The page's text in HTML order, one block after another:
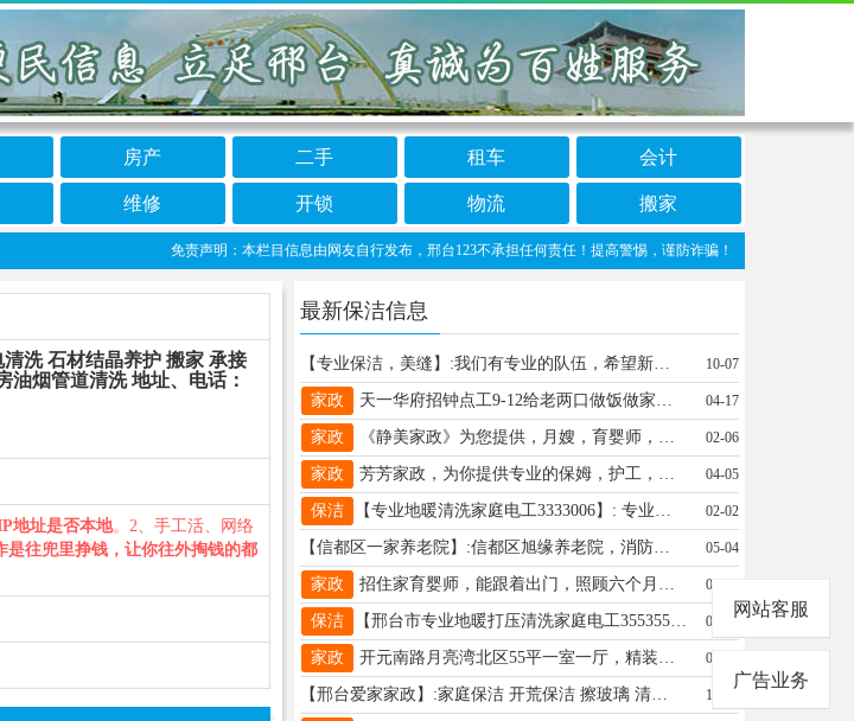
房产 二手 租车 会计
维修 开锁 物流 搬家
免责声明：本栏目信息由网友自行发布，邢台123不承担任何责任！提高警惕，谨防诈骗！做推广、做信息置顶
洗 石材结晶养护 搬家 承接
油烟管道清洗 地址、电话：
地址是否本地。2、手工活、网络
是往兜里挣钱，让你往外掏钱的都
最新保洁信息
【专业保洁，美缝】:我们有专业的队伍，希望新老客户来电 地址、电话：15833635682 10-07
家政 天一华府招钟点工9-12给老两口做饭做家务，单休1600能做的联系19903293350 04-17
家政 《静美家政》为您提供，月嫂，育婴师，保姆，护工，保洁，常年培训，🈶需要的联系18833997206微 02-06
家政 芳芳家政，为你提供专业的保姆，护工，金牌月嫂，育婴师，做饭阿姨，咱这上户快不合适随时都可以换，15030976373 04-05
保洁 【专业地暖清洗家庭电工3333006】: 专业设备脉冲（射蛋）清洗地暖，清洗家电，空调，电热水器。太阳能热水器，全自动洗衣机，冰箱，地暖清洗，暖气片等。水管维修，更换水龙头，阀门，地漏水管地暖打压，精准测漏。 地址、电话：邢台市3333006--15632978857 02-02
【信都区一家养老院】:信都区旭缘养老院，消防手续齐全，环境优美地址：信都区泉北大街园林小区4期第六栋商务楼二、三楼乘车路线:乘坐22路、30路、37路到园林小区站点下车:北行50米路东园林小区4期商务楼3楼。有意向联系131-9161-8668(微信同号) 地址、电话：13191618668 05-04
家政 招住家育婴师，能跟着出门，照顾六个月女婴，要求能做辅食，月休四天，工资6500。电话13013291988 03-09
保洁 【邢台市专业地暖打压清洗家庭电工3553555换分水器】: 专业清洗地暖，暖气，自来水管道，电暖器，，用最先进的脉冲清洗技术，清洗干净彻底，效果明显，清洗过程干净卫生，射蛋深度清洗，效果立竿见影。长期提供；；疏通下水道，家庭电工，地暖清洗上门专业家电清洗各种品牌空调，电热水器，太阳能热水器，全自动洗衣机，冰箱，地暖清洗，暖清气片等家电 地址、电话：3553555一13930938210 05-05
家政 开元南路月亮湾北区55平一室一厅，精装修，品牌家具家电齐全，18632969522 04-09
【邢台爱家家政】:家庭保洁 开荒保洁 擦玻璃 清洗烟机 地暖清洗 服务热线：15350861626（） 地址、电话：15350861626 10-31
网站客服
广告业务